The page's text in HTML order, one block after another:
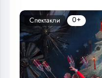
Спектакли 0+